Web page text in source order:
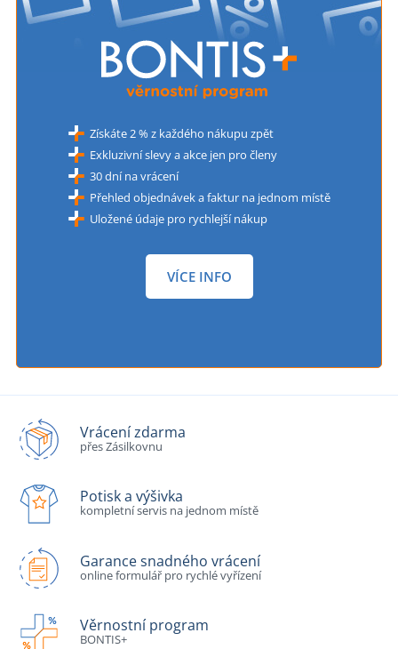
Získáte 2 % z každého nákupu zpět
Exkluzivní slevy a akce jen pro členy
30 dní na vrácení
Přehled objednávek a faktur na jednom místě
Uložené údaje pro rychlejší nákup
VÍCE INFO
Vrácení zdarma
přes Zásilkovnu
Potisk a výšivka
kompletní servis na jednom místě
Garance snadného vrácení
online formulář pro rychlé vyřízení
Věrnostní program
BONTIS+